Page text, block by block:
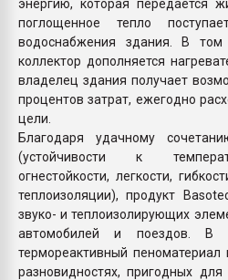
энергию, которая передается
поглощенное тепло
водоснабжения здания. В том
коллектор дополняется
владелец здания получает
процентов затрат, ежегодно
цели.
Благодаря удачному
(устойчивости к
огнестойкости, легкости,
теплоизоляции), продукт
звуко- и теплоизолирующих
автомобилей и поездов. В
термореактивный пеноматериал
разновидностях, пригодных